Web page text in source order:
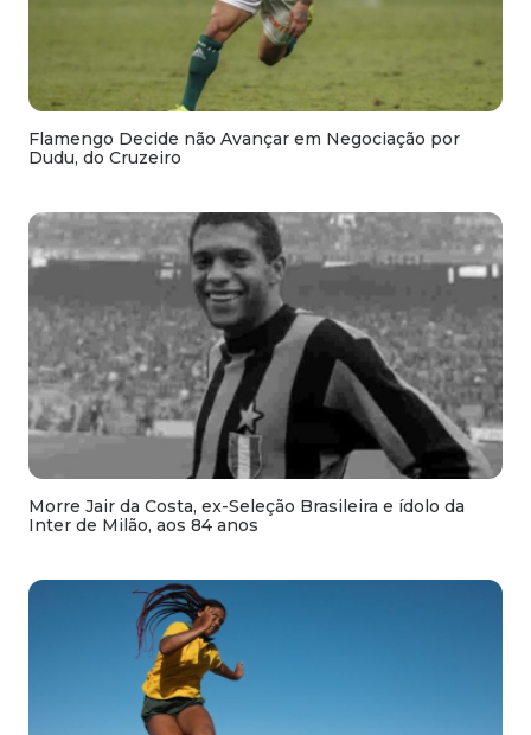
Flamengo Decide não Avançar em Negociação por
Dudu, do Cruzeiro
Morre Jair da Costa, ex-Seleção Brasileira e ídolo da
Inter de Milão, aos 84 anos